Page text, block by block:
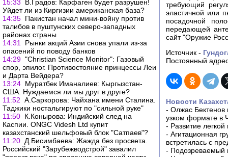
15:33
В.Градов: Карфаген будет разрушен!
Уйдет ли из Киргизии американская база?
14:35 Пакистан начал мини-войну против
талибов в пуштунских северо-западных
районах страны
14:31
Рынки акций Азии снова упали из-за
опасений по поводу банков
14:29 "Christian Science Monitor": Газовый
спор, эпилог. Противостояние принцессы Леи
и Дарта Вейдера?
13:24 Муратбек Иманалиев: Кыргызстан-
США: Нуждаемся ли мы друг в друге?
11:52 А.Саркорова: Чайхана имени Сталина.
Таджики ностальгируют по "сильной руке"
11:50 К.Конырова: Индийский след на
Каспии. ONGC Videsh Ltd купит
казахстанский шельфовый блок "Сатпаев"?
11:20 Д.Бисимбаева: Жажда без просвета.
Российский "Зарубежводстрой" завалил
требующий
эластичной или
посадочной
передающей
сайт "Оружие
Источник -
Постоянный
Новости
- Олжас Бектенов
узком формате в
- Развитие
- Агитационная
встретилась с
- Подозреваемый